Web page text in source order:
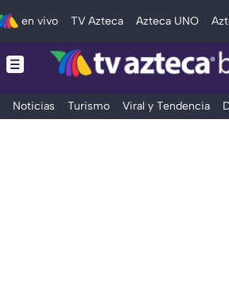
en vivo TV Azteca Azteca UNO
Noticias Turismo Viral y Tendencia